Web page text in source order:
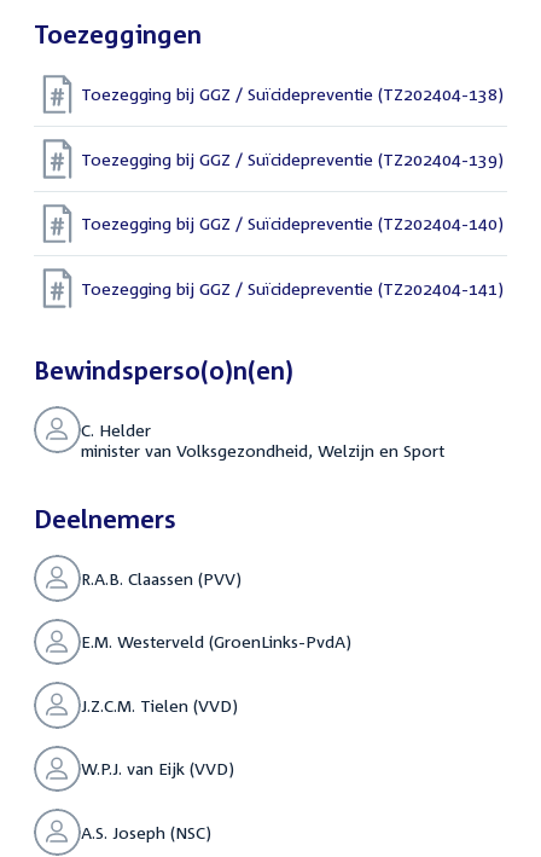
Toezeggingen
Toezegging bij GGZ / Suïcidepreventie (TZ202404-138)
Toezegging bij GGZ / Suïcidepreventie (TZ202404-139)
Toezegging bij GGZ / Suïcidepreventie (TZ202404-140)
Toezegging bij GGZ / Suïcidepreventie (TZ202404-141)
Bewindsperso(o)n(en)
C. Helder
minister van Volksgezondheid, Welzijn en Sport
Deelnemers
R.A.B. Claassen (PVV)
E.M. Westerveld (GroenLinks-PvdA)
J.Z.C.M. Tielen (VVD)
W.P.J. van Eijk (VVD)
A.S. Joseph (NSC)